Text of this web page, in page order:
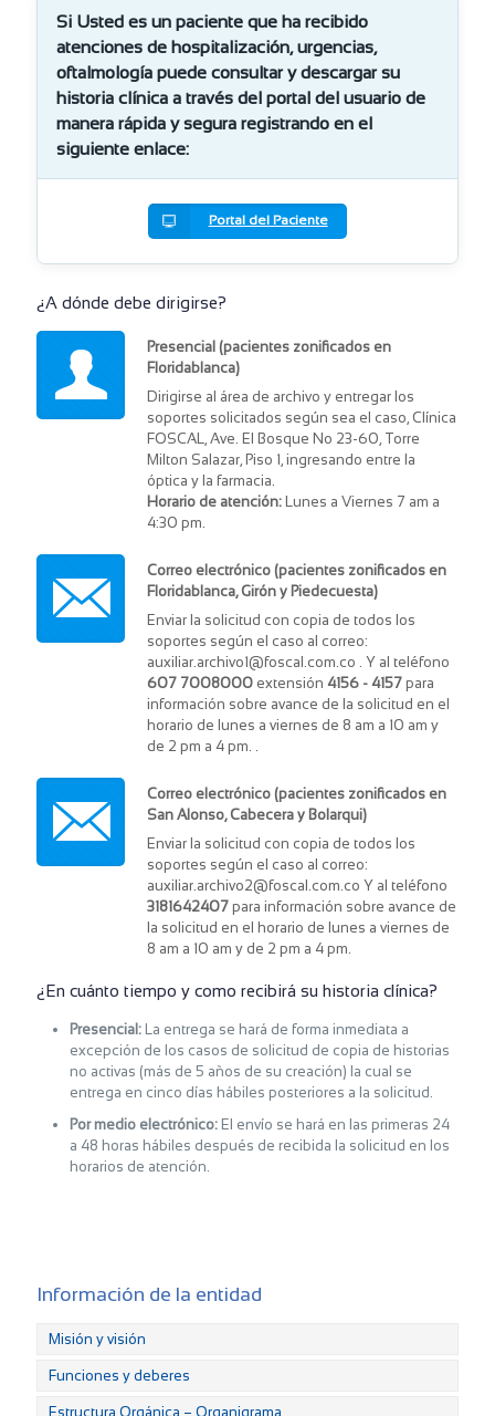
Si Usted es un paciente que ha recibido
atenciones de hospitalización, urgencias,
oftalmología puede consultar y descargar su
historia clínica a través del portal del usuario de
manera rápida y segura registrando en el
siguiente enlace:
Portal del Paciente
¿A dónde debe dirigirse?
Presencial (pacientes zonificados en
Floridablanca)
Dirigirse al área de archivo y entregar los
soportes solicitados según sea el caso, Clínica
FOSCAL, Ave. El Bosque No 23-60, Torre
Milton Salazar, Piso 1, ingresando entre la
óptica y la farmacia.
Horario de atención: Lunes a Viernes 7 am a
4:30 pm.
Correo electrónico (pacientes zonificados en
Floridablanca, Girón y Piedecuesta)
Enviar la solicitud con copia de todos los
soportes según el caso al correo:
auxiliar.archivo1@foscal.com.co
. Y al teléfono
607 7008000 extensión 4156 - 4157 para
información sobre avance de la solicitud en el
horario de lunes a viernes de 8 am a 10 am y
de 2 pm a 4 pm. .
Correo electrónico (pacientes zonificados en
San Alonso, Cabecera y Bolarqui)
Enviar la solicitud con copia de todos los
soportes según el caso al correo:
auxiliar.archivo2@foscal.com.co Y al teléfono
3181642407 para información sobre avance de
la solicitud en el horario de lunes a viernes de
8 am a 10 am y de 2 pm a 4 pm.
¿En cuánto tiempo y como recibirá su historia clínica?
Presencial: La entrega se hará de forma inmediata a
excepción de los casos de solicitud de copia de historias
no activas (más de 5 años de su creación) la cual se
entrega en cinco días hábiles posteriores a la solicitud.
Por medio electrónico: El envío se hará en las primeras 24
a 48 horas hábiles después de recibida la solicitud en los
horarios de atención.
Información de la entidad
Misión y visión
Funciones y deberes
Estructura Orgánica – Organigrama